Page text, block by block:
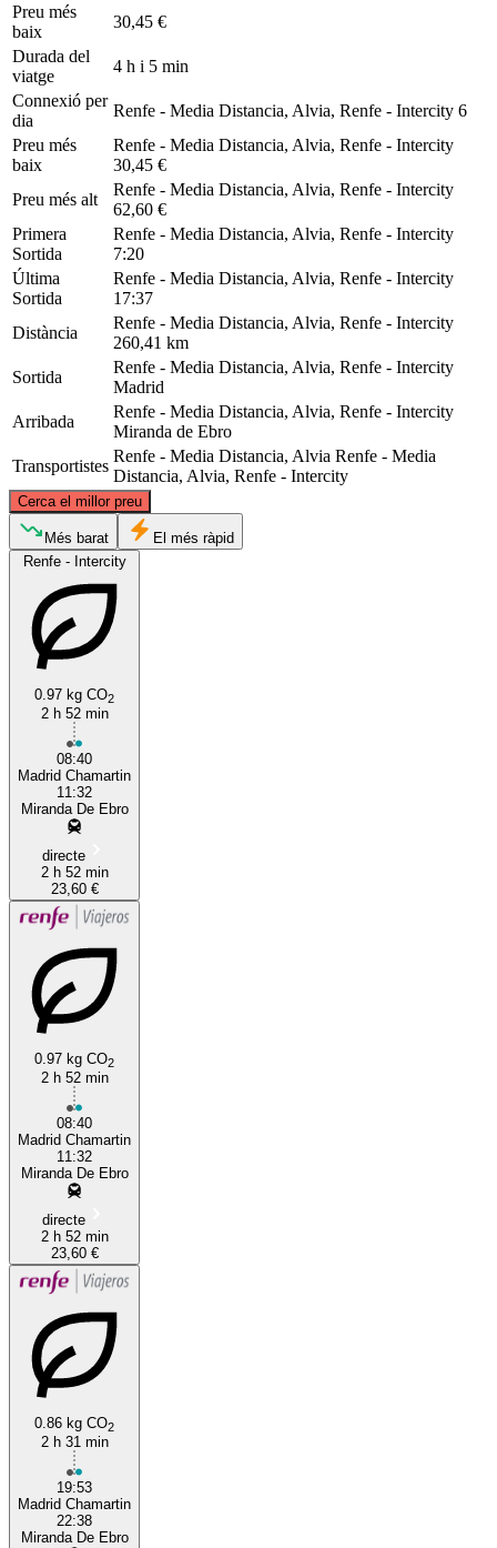
Preu més
baix
30,45 €
Durada del
viatge
4 h i 5 min
Connexió per
dia
Renfe - Media Distancia, Alvia, Renfe - Intercity 6
Preu més
baix
Renfe - Media Distancia, Alvia, Renfe - Intercity
30,45 €
Preu més alt
Renfe - Media Distancia, Alvia, Renfe - Intercity
62,60 €
Primera
Sortida
Renfe - Media Distancia, Alvia, Renfe - Intercity
7:20
Última
Sortida
Renfe - Media Distancia, Alvia, Renfe - Intercity
17:37
Distància
Renfe - Media Distancia, Alvia, Renfe - Intercity
260,41 km
Sortida
Renfe - Media Distancia, Alvia, Renfe - Intercity
Madrid
Arribada
Renfe - Media Distancia, Alvia, Renfe - Intercity
Miranda de Ebro
Transportistes
Renfe - Media Distancia, Alvia Renfe - Media
Distancia, Alvia, Renfe - Intercity
Cerca el millor preu
Miranda de Ebro
©CARTO, ©OpenStreetMap
Més barat
El més ràpid
Renfe - Intercity
0.97 kg CO2
2 h 52 min
08:40
Madrid Chamartin
11:32
Miranda De Ebro
directe
2 h 52 min
23,60 €
0.97 kg CO2
2 h 52 min
08:40
Madrid Chamartin
11:32
Miranda De Ebro
directe
2 h 52 min
23,60 €
0.86 kg CO2
2 h 31 min
19:53
Madrid Chamartin
22:38
Miranda De Ebro